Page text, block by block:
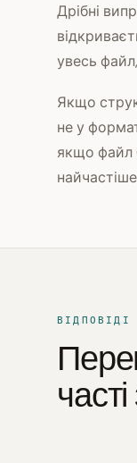
Дрібні
увесь
Якщо
не у
якщо файл
ВІДПОВІДІ